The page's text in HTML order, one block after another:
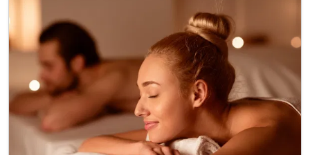
inkl. Saunalandschaft mit drei Saunen
inkl. Sonnenterrasse mit Blick auf die Burgberg
inkl. Ruheraum mit Panorama-Fenster
inkl. Parkplatz am Hotel
inkl. Wlan Nutzung im Hotel